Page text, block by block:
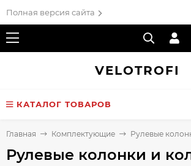
Полная версия сайта
VELOTROFI
КАТАЛОГ ТОВАРОВ
Главная Комплектующие Рулевые
Рулевые колонки и